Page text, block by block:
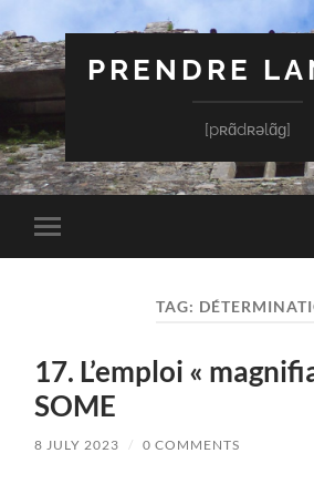
PRENDRE
[pʀɑ̃dʀəlɑ̃ɡ]
Toggle
mobile
TAG:
17. L’emploi «
SOME
8 JULY 2023 / 0 COMMENTS